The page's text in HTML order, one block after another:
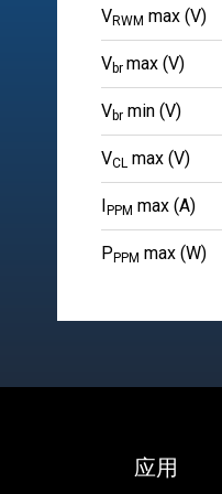
VRWM max (V)
Vbr max (V)
Vbr min (V)
VCL max (V)
PPM max (A)
P PPM max (W)
应用